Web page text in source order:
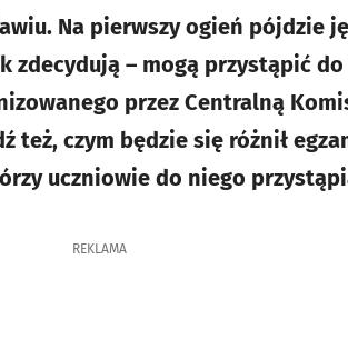
Na pierwszy ogień pójdzie
zdecydują – mogą przystąpić
przez Centralną
też, czym będzie się różnił
uczniowie do niego
REKLAMA